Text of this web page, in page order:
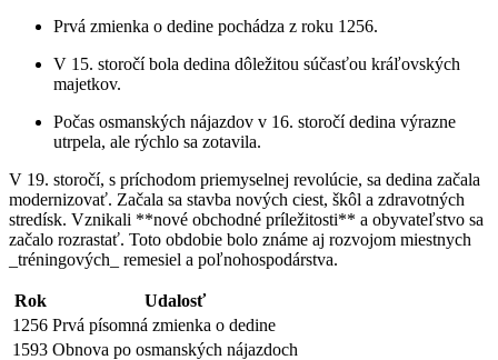
Prvá zmienka o dedine pochádza z roku 1256.
V 15. storočí bola dedina dôležitou súčasťou kráľovských
majetkov.
Počas osmanských nájazdov v 16. storočí dedina výrazne
utrpela, ale rýchlo sa zotavila.
V 19. storočí, s príchodom priemyselnej revolúcie, sa dedina začala
modernizovať. Začala sa stavba nových ciest, škôl a zdravotných
stredísk. Vznikali **nové obchodné príležitosti** a obyvateľstvo sa
začalo rozrastať. Toto obdobie bolo známe aj rozvojom miestnych
_tréningových_ remesiel a poľnohospodárstva.
Rok
Udalosť
1256 Prvá písomná zmienka o dedine
1593 Obnova po osmanských nájazdoch